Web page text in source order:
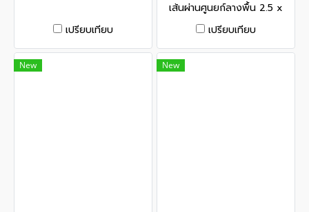
เปรียบเทียบ
เส้นผ่านศูนยก์ลางพื้น 2.5 x
2.5 เมตร
เปรียบเทียบ
New New